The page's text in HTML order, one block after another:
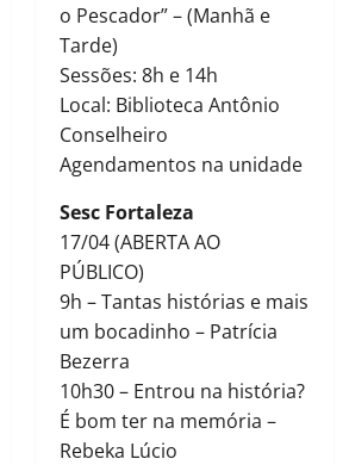
o Pescador” – (Manhã e
Tarde)
Sessões: 8h e 14h
Local: Biblioteca Antônio
Conselheiro
Agendamentos na unidade
Sesc Fortaleza
17/04 (ABERTA AO
PÚBLICO)
9h – Tantas histórias e mais
um bocadinho – Patrícia
Bezerra
10h30 – Entrou na história?
É bom ter na memória –
Rebeka Lúcio